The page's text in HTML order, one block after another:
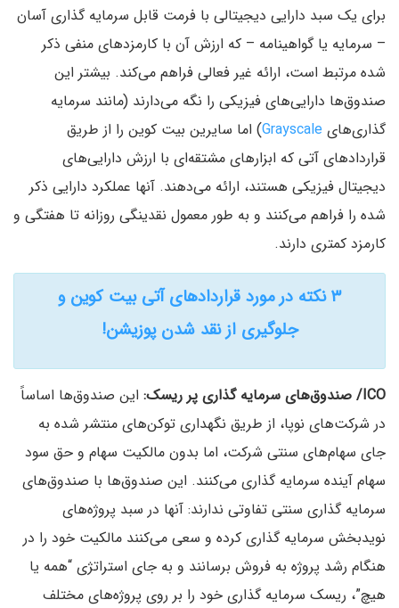
برای یک سبد دارایی دیجیتالی با فرمت قابل سرمایه گذاری آسان
– سرمایه یا گواهینامه – که ارزش آن با کارمزدهای منفی ذکر
شده مرتبط است، ارائه غیر فعالی فراهم می‌کند. بیشتر این
صندوق‌ها دارایی‌های فیزیکی را نگه می‌دارند (مانند سرمایه
گذاری‌های Grayscale) اما سایرین بیت کوین را از طریق
قراردادهای آتی که ابزارهای مشتقه‌ای با ارزش دارایی‌های
دیجیتال فیزیکی هستند، ارائه می‌دهند. آنها عملکرد دارایی ذکر
شده را فراهم می‌کنند و به طور معمول نقدینگی روزانه تا هفتگی و
کارمزد کمتری دارند.
۳ نکته در مورد قرارداد‌های آتی بیت کوین و
جلوگیری از نقد شدن پوزیشن!
ICO/ صندوق‌های سرمایه گذاری پر ریسک:
این صندوق‌ها اساساً
در شرکت‌های نوپا، از طریق نگهداری توکن‌های منتشر شده به
جای سهام‌های سنتی شرکت، اما بدون مالکیت سهام و حق سود
سهام آینده سرمایه گذاری می‌کنند. این صندوق‌ها با صندوق‌های
سرمایه گذاری سنتی تفاوتی ندارند: آنها در سبد پروژه‌های
نویدبخش سرمایه گذاری کرده و سعی می‌کنند مالکیت خود را در
هنگام رشد پروژه به فروش برسانند و به جای استراتژی “همه یا
هیچ”، ریسک سرمایه گذاری خود را بر روی پروژه‌های مختلف